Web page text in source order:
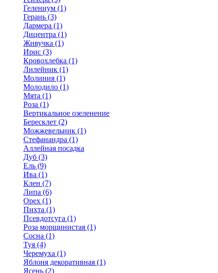
Гелениум (1)
Герань (3)
Дармера (1)
Дицентра (1)
Живучка (1)
Ирис (3)
Кровохлебка (1)
Лилейник (1)
Молиния (1)
Молодило (1)
Мята (1)
Роза (1)
Вертикальное озеленение
Бересклет (2)
Можжевельник (1)
Стефанандра (1)
Аллейная посадка
Дуб (3)
Ель (9)
Ива (1)
Клен (7)
Липа (6)
Орех (1)
Пихта (1)
Псевдотсуга (1)
Роза морщинистая (1)
Сосна (1)
Туя (4)
Черемуха (1)
Яблоня декоративная (1)
Ясень (2)